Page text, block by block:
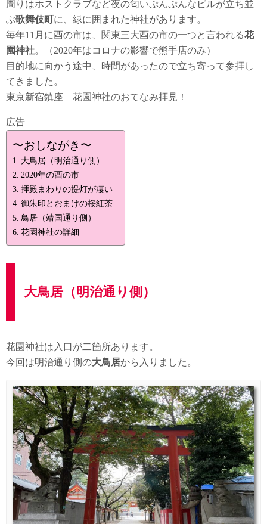
周りはホストクラブなど夜の匂いぷんぷんなビルが立ち並
ぶ歌舞伎町に、緑に囲まれた神社があります。
毎年11月に酉の市は、関東三大酉の市の一つと言われる花
園神社。（2020年はコロナの影響で熊手店のみ）
目的地に向かう途中、時間があったので立ち寄って参拝し
てきました。
東京新宿鎮座 花園神社のおてなみ拝見！
広告
〜おしながき〜
大鳥居（明治通り側）
2020年の酉の市
拝殿まわりの提灯が凄い
御朱印とおまけの桜紅茶
鳥居（靖国通り側）
花園神社の詳細
大鳥居（明治通り側）
花園神社は入口が二箇所あります。
今回は明治通り側の大鳥居から入りました。